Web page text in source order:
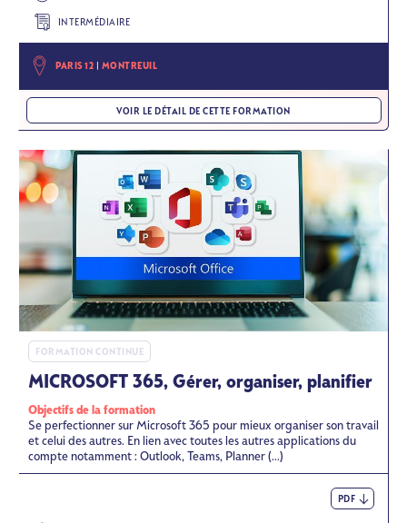
INTERMÉDIAIRE
PARIS 12 MONTREUIL
VOIR LE DÉTAIL DE CETTE FORMATION
FORMATION CONTINUE
MICROSOFT 365, Gérer, organiser, planifier
Objectifs de la formation
Se perfectionner sur Microsoft 365 pour mieux organiser son travail
et celui des autres. En lien avec toutes les autres applications du
compte notamment : Outlook, Teams, Planner (...)
PDF